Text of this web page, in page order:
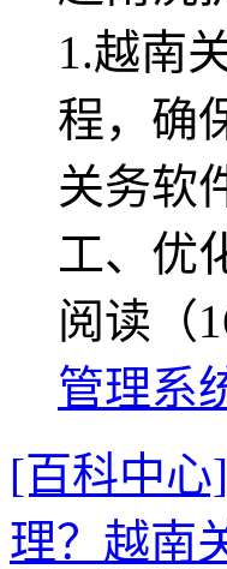
1.越南
程，确
关务软
工、优
阅读（
管理系
[百科中
理？越南